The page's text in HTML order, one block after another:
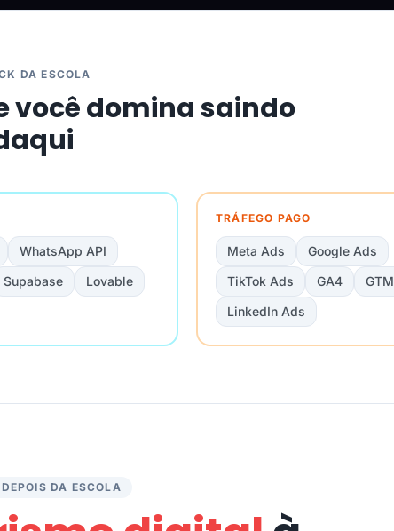
DA ESCOLA
você domina saindo
WhatsApp API
Supabase Lovable
TRÁFEGO PAGO
Meta Ads
Google Ads
TikTok Ads
GA4
GTM
LinkedIn Ads
DA ESCOLA